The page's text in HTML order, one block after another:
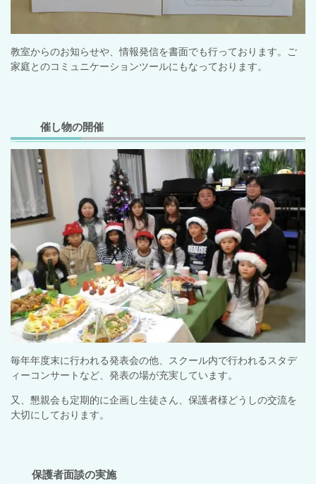
教室からのお知らせや、情報発信を書面でも行っております。ご
家庭とのコミュニケーションツールにもなっております。
催し物の開催
毎年年度末に行われる発表会の他、スクール内で行われるスタデ
ィーコンサートなど、発表の場が充実しています。
又、懇親会も定期的に企画し生徒さん、 保護者様どうしの交流を
大切にしております。
保護者面談の実施